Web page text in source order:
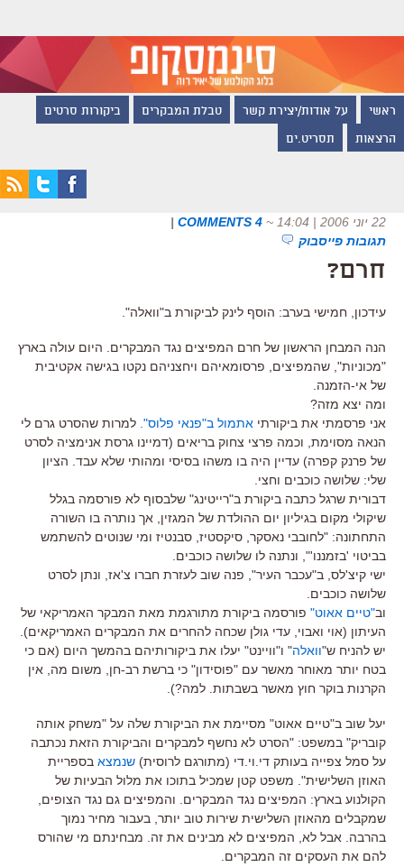
ראשי על אודות/יצירת קשר טבלת המבקרים ביקורות סרטים
הרצאות תסריט.ים
22 יוני 2006 | 14:04 ~
4 COMMENTS
|
תגובות פייסבוק
חרם?
עידכון, חמישי בערב: הוסף לינק לביקורת ב"וואלה".
הנה המבחן הראשון של חרם המפיצים נגד המבקרים. היום עולה בארץ
"מכוניות", שהמפיצים, פרסומאיהם ויחצניהם נקטו בגישה אקטיבית
של אי-הזמנה.
ומה יצא מזה?
אני פרסמתי את ביקורתי אתמול ב"פנאי פלוס". למרות שהסרט גרם לי
הנאה מסוימת, וכמה פרצי צחוק בריאים (דמיינו גרסת אנימציה לסרט
של פרנק קפרה) עדיין היה בו משהו בסיסי ומהותי שלא עבד. הציון
שלי: שלושה כוכבים וחצי.
דבורית שרגל כתבה ביקורת ב"רייטינג" שלבסוף לא פורסמה בגלל
שיקולי מקום בגיליון יום ההולדת של המגזין, אך נותרה בו השורה
התחתונה: "לחובבי נאסקר, סיקסטיז, סבנטיז ומי שנוטים להשתמש
בביטוי 'בזמננו'", ונתנה לו שלושה כוכבים.
ישי קיצ'לס, ב"עכבר העיר", פנה שוב לעזרת חברו צ'אז, ונתן לסרט
שלושה כוכבים.
וב"טיים אאוט" פורסמה ביקורת מתורגמת מאת המבקר האמריקאי של
העיתון (אוי ואבוי, עדי גולן שכחה להחרים את המבקרים האמריקאים).
יש להניח ש"וואלה" ו"וויינט" יעלו את ביקורותיהם בהמשך היום (אם כי
בטח יותר מאוחר מאשר עם "פוסידון" כי ברשת רב-חן, משום מה, אין
הקרנות בוקר חוץ מאשר בשבתות. למה?).
יעל שוב ב"טיים אאוט" מסיימת את הביקורת שלה על "משחק אותה
קובריק" במשפט: "הסרט לא נחשף למבקרים והביקורת הזאת נכתבה
על סמל צפייה בעותק די.וי.די (מתורגם לרוסית) שנמצא בספריית
האוזן השלישית". משפט קטן שמכיל בתוכו את מלול הבעיות של
הקולנוע בארץ: המפיצים נגד המבקרים. והמפיצים גם נגד הצופים,
שמקבלים מהאוזן השלישית שירות טוב יותר, בעבור מחיר נמוך
בהרבה. אבל לא, המפיצים לא מבינים את זה. מבחינתם מי שהורס
להם את העסקים זה המבקרים.